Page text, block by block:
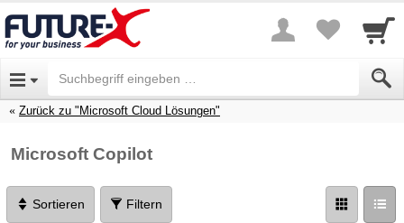
Zurück zu "Microsoft Cloud Lösungen"
Microsoft Copilot
Sortieren Filtern